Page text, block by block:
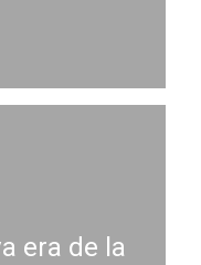
era de la